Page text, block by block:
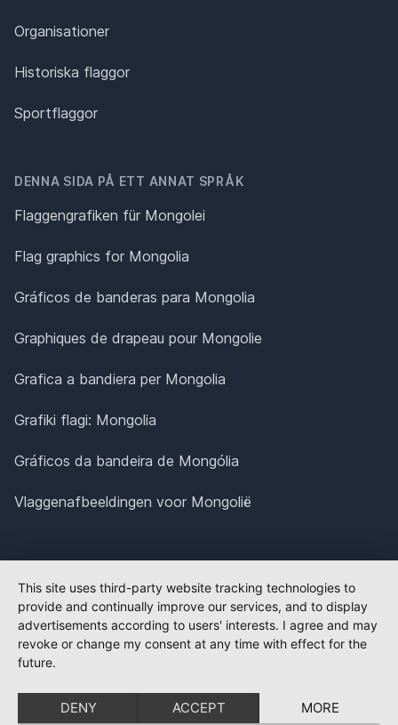
Organisationer
Historiska flaggor
Sportflaggor
DENNA SIDA PÅ ETT ANNAT SPRÅK
Flaggengrafiken für Mongolei
Flag graphics for Mongolia
Gráficos de banderas para Mongolia
Graphiques de drapeau pour Mongolie
Grafica a bandiera per Mongolia
Grafiki flagi: Mongolia
Gráficos da bandeira de Mongólia
Vlaggenafbeeldingen voor Mongolië
This site uses third-party website tracking technologies to
provide and continually improve our services, and to display
advertisements according to users' interests. I agree and may
revoke or change my consent at any time with effect for the
future.
DENY ACCEPT MORE